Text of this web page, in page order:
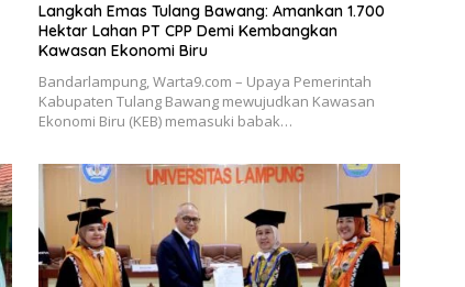
Langkah Emas Tulang Bawang: Amankan 1.700
Hektar Lahan PT CPP Demi Kembangkan
Kawasan Ekonomi Biru
Bandarlampung, Warta9.com – Upaya Pemerintah
Kabupaten Tulang Bawang mewujudkan Kawasan
Ekonomi Biru (KEB) memasuki babak…